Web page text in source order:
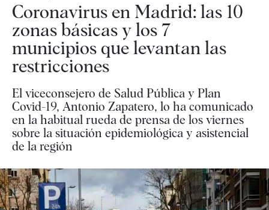
Coronavirus en Madrid: las 10
zonas básicas y los 7
municipios que levantan las
restricciones
El viceconsejero de Salud Pública y Plan
Covid-19, Antonio Zapatero, lo ha comunicado
en la habitual rueda de prensa de los viernes
sobre la situación epidemiológica y asistencial
de la región